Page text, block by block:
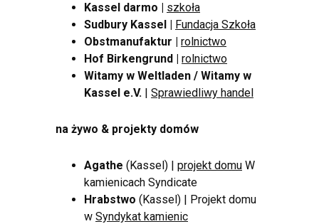
Kassel darmo
szkoła
Sudbury Kassel
Fundacja Szkoła
Obstmanufaktur |
rolnictwo
Hof Birkengrund | rolnictwo
Witamy w Weltladen / Witamy w
Kassel e.V.
Sprawiedliwy handel
na żywo & projekty domów
Agathe (Kassel) | projekt domu W
kamienicach Syndicate
Hrabstwo (Kassel) | Projekt domu
w Syndykat kamienic